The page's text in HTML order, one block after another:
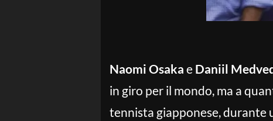
Naomi Osaka e Daniil
in giro per il mondo, ma a
tennista giapponese, durante